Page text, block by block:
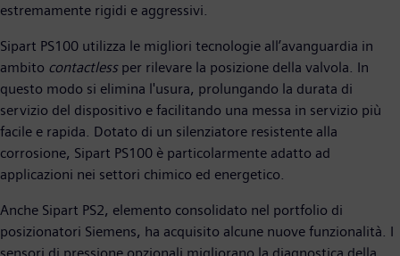
estremamente rigidi e aggressivi.
Sipart PS100 utilizza le migliori tecnologie all’avanguardia in
ambito contactlessper rilevare la posizione della valvola. In
questo modo si elimina l'usura, prolungando la durata di
servizio del dispositivo e facilitando una messa in servizio più
facile e rapida. Dotato di un silenziatore resistente alla
corrosione, Sipart PS100 è particolarmente adatto ad
applicazioni nei settori chimico ed energetico.
Anche Sipart PS2, elemento consolidato nel portfolio di
posizionatori Siemens, ha acquisito alcune nuove funzionalità. I